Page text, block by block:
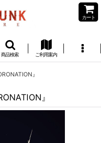
カート
商品検索 ご利用案内
』
』